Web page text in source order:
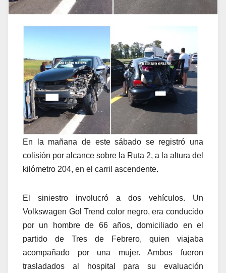
En la mañana de este sábado se registró una
colisión por alcance sobre la Ruta 2, a la altura del
kilómetro 204, en el carril ascendente.
El siniestro involucró a dos vehículos. Un
Volkswagen Gol Trend color negro, era conducido
por un hombre de 66 años, domiciliado en el
partido de Tres de Febrero, quien viajaba
acompañado por una mujer. Ambos fueron
trasladados al hospital para su evaluación